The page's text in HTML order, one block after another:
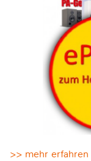
>> mehr erfahren